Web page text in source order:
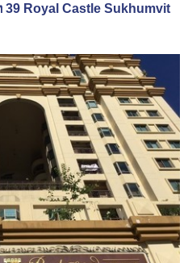
39 Royal Castle Sukhumvit